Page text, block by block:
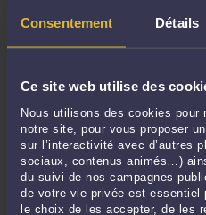
Consentement Détails
Ce site web utilise des
Nous utilisons des cookies pour
notre site, pour vous proposer
sur l’interactivité avec d’autres
sociaux, contenus animés…)
du suivi de nos campagnes
de votre vie privée est essentiel
le choix de les accepter, de les
Il est conseillé de ne pas
de pièce d’identité ;
de passeport ;
de justificatif de domicile ;
de RIB ;
de relevé bancaire ;
de capture de portefeuille
de selfie vidéo ;